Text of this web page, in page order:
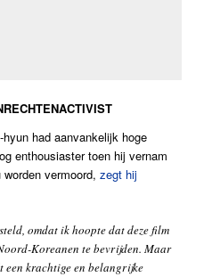
had aanvankelijk hoge
enthousiaster toen hij vernam
worden vermoord,zegt hij
omdat ik hoopte dat deze film
Koreanen te bevrijden. Maar
een krachtige en belangrijke